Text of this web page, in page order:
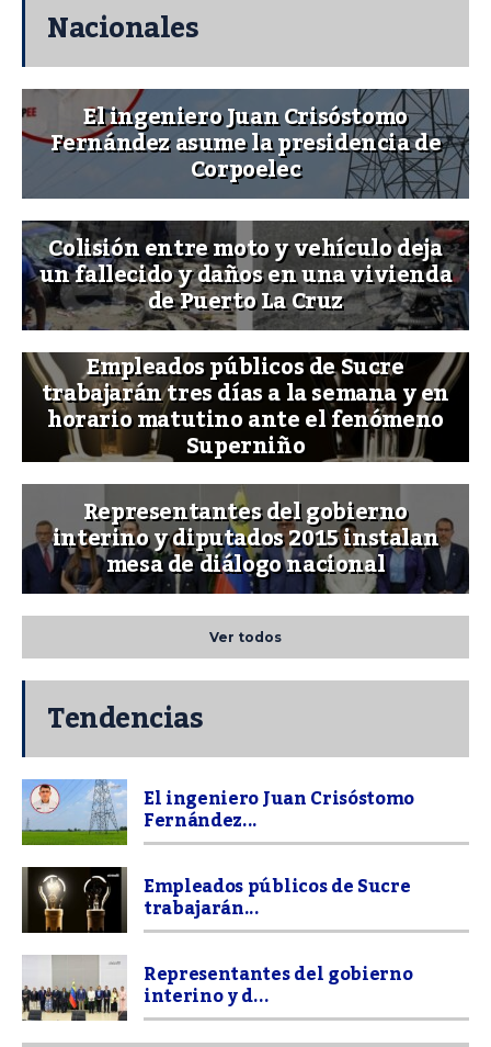
Nacionales
El ingeniero Juan Crisóstomo
Fernández asume la presidencia de
Corpoelec
Colisión entre moto y vehículo deja
un fallecido y daños en una vivienda
de Puerto La Cruz
Empleados públicos de Sucre
trabajarán tres días a la semana y en
horario matutino ante el fenómeno
Superniño
Representantes del gobierno
interino y diputados 2015 instalan
mesa de diálogo nacional
Ver todos
Tendencias
El ingeniero Juan Crisóstomo
Fernández...
Empleados públicos de Sucre
trabajarán...
Representantes del gobierno
interino y d...